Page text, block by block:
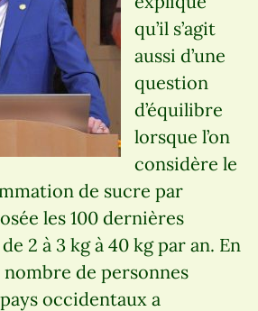
qu’il s’agit
aussi d’une
question
d’équilibre
lorsque l’on
considère le
de sucre par
les 100 dernières
2 à 3 kg à 40 kg par an. En
de personnes
occidentaux a